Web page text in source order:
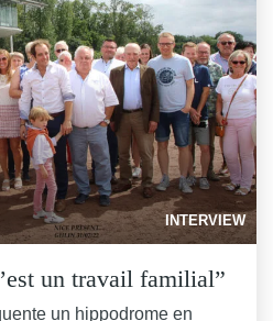
INTERVIEW
un travail familial”
un hippodrome en